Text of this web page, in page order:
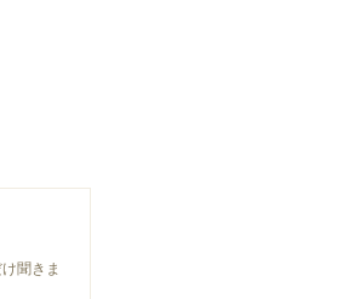
聞きま